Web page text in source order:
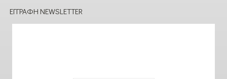
ΕΓΓΡΑΦΉ NEWSLETTER